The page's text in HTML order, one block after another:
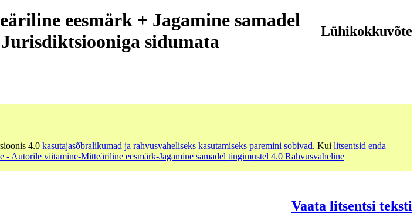
eesmärk + Jagamine samadel
sidumata
Lühikokkuvõte
4.0 kasutajasõbralikumad ja rahvusvaheliseks kasutamiseks paremini sobivad. Kui litsentsid enda
- Autorile viitamine-Mitteäriline eesmärk-Jagamine samadel tingimustel 4.0 Rahvusvaheline
Vaata litsentsi teksti